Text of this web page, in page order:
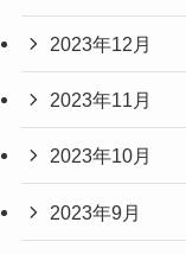
2023年12月
2023年11月
2023年10月
2023年9月